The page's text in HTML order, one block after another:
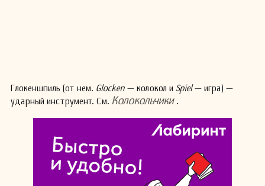
Глокеншпиль (от нем. Glocken — колокол и Spiel— игра) —
ударный инструмент. См. Колокольчики .